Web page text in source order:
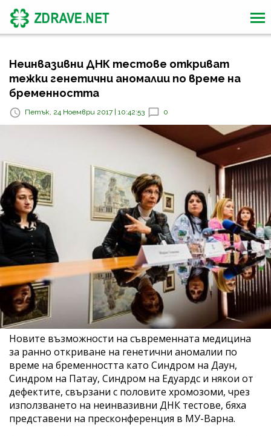
Неинвазивни ДНК тестове откриват
тежки генетични аномалии по време на
бременността
Петък, 24 Ноември 2017 | 10:42:53 0
Новите възможности на съвременната медицина
за ранно откриване на генетични аномалии по
време на бременността като Синдром на Даун,
Синдром на Патау, Синдром на Едуардс и някои от
дефектите, свързани с половите хромозоми, чрез
използването на неинвазивни ДНК тестове, бяха
представени на пресконференция в МУ-Варна.